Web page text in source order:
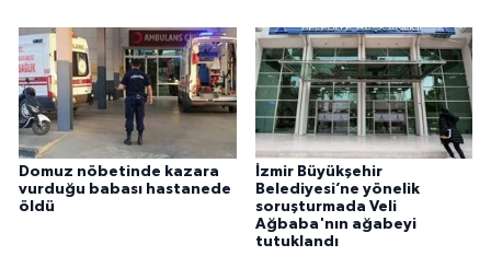
Domuz nöbetinde kazara
vurduğu babası hastanede
öldü
İzmir Büyükşehir
Belediyesi’ne yönelik
soruşturmada Veli
Ağbaba'nın ağabeyi
tutuklandı